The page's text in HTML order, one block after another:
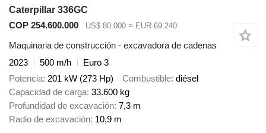
Caterpillar 336GC
COP 254.600.000
US$ 80.000 ≈ EUR 69.240
Maquinaria de construcción - excavadora de cadenas
2023
500 m/h
Euro 3
Potencia 201 kW (273 Hp) Combustible diésel
Capacidad de carga 33.600 kg
Profundidad de excavación 7,3 m
Radio de excavación 10,9 m